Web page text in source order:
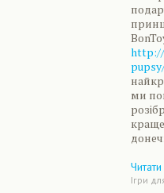
http://
ми
Ігри